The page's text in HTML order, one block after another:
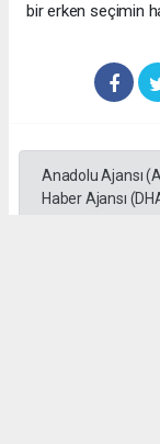
bir erken seçimin
Anadolu Ajansı
Haber Ajansı